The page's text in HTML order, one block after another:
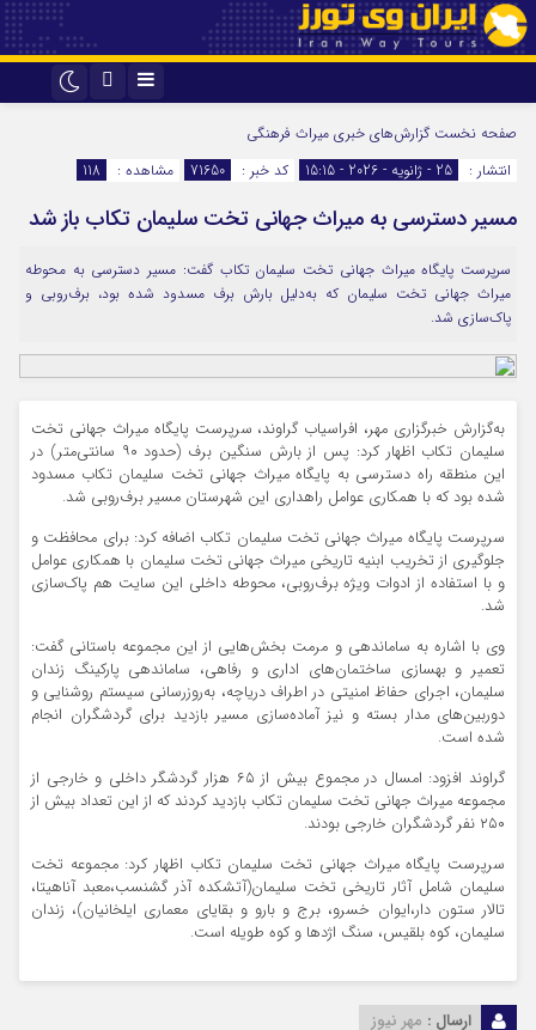
اینستاگرام
صفحه نخست گزارش‌های خبری میراث فرهنگی
انتشار :
25 - ژانویه - 2026 - 15:15 کد خبر : 71650 مشاهده : 118
مسیر دسترسی به میراث جهانی تخت سلیمان تکاب باز شد
سرپرست پایگاه میراث جهانی تخت سلیمان تکاب گفت: مسیر دسترسی به محوطه
میراث جهانی تخت سلیمان که به‌دلیل بارش برف مسدود شده بود،‌ برف‌روبی و
پاک‌سازی شد.
به‌گزارش خبرگزاری مهر، افراسیاب گراوند، سرپرست پایگاه میراث جهانی تخت
سلیمان تکاب اظهار کرد: پس از بارش سنگین برف (حدود ۹۰ سانتی‌متر) در
این منطقه راه دسترسی به پایگاه میراث جهانی تخت سلیمان تکاب مسدود
شده بود که با همکاری عوامل راهداری این شهرستان مسیر برف‌روبی شد.
سرپرست پایگاه میراث جهانی تخت سلیمان تکاب اضافه کرد: برای محافظت و
جلوگیری از تخریب ابنیه تاریخی میراث جهانی تخت سلیمان با همکاری عوامل
و با استفاده از ادوات ویژه برف‌روبی، محوطه داخلی این سایت هم پاک‌سازی
شد.
وی با اشاره به ساماندهی و مرمت بخش‌هایی از این مجموعه باستانی گفت:
تعمیر و بهسازی ساختمان‌های اداری و رفاهی، ساماندهی پارکینگ زندان
سلیمان، اجرای حفاظ امنیتی در اطراف دریاچه، به‌روزرسانی سیستم روشنایی و
دوربین‌های مدار بسته و نیز آماده‌سازی مسیر بازدید برای گردشگران انجام
شده است.
گراوند افزود: امسال در مجموع بیش از ۶۵ هزار گردشگر داخلی و خارجی از
مجموعه میراث جهانی تخت سلیمان تکاب بازدید کردند که از این تعداد بیش از
۲۵۰ نفر گردشگران خارجی بودند.
سرپرست پایگاه میراث جهانی تخت سلیمان تکاب اظهار کرد: مجموعه تخت
سلیمان شامل آثار تاریخی تخت سلیمان(آتشکده آذر گشنسب،معبد آناهیتا،
تالار ستون دار،ایوان خسرو، برج و بارو و بقایای معماری ایلخانیان)، زندان
سلیمان، کوه بلقیس، سنگ اژدها و کوه طویله است.
ارسال : مهر نیوز